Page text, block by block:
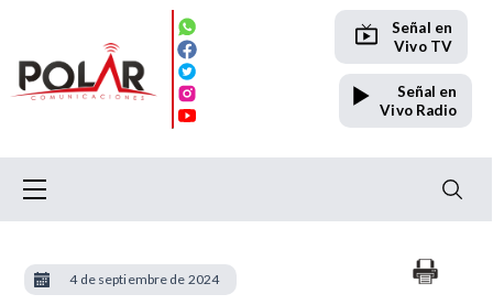
Señal en
Vivo TV
Señal en
Vivo Radio
4 de septiembre de 2024